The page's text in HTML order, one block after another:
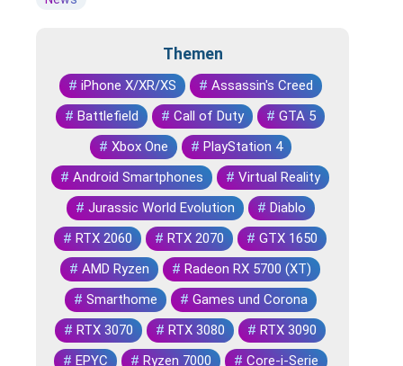
Themen
# iPhone X/XR/XS # Assassin's Creed
# Battlefield # Call of Duty # GTA 5
# Xbox One # PlayStation 4
# Android Smartphones # Virtual Reality
# Jurassic World Evolution # Diablo
# RTX 2060 # RTX 2070 # GTX 1650
# AMD Ryzen # Radeon RX 5700 (XT)
# Smarthome # Games und Corona
# RTX 3070 # RTX 3080 # RTX 3090
# EPYC # Ryzen 7000 # Core-i-Serie